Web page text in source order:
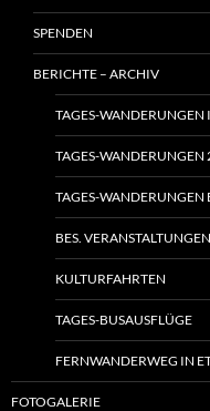
SPENDEN
BERICHTE – ARCHIV
TAGES-WANDERUNGEN
TAGES-
TAGES-WANDERUNGEN
BES. VERANSTALTUNGEN
KULTURFAHRTEN
TAGES-BUSAUSFLÜGE
FERNWANDERWEG IN
FOTOGALERIE